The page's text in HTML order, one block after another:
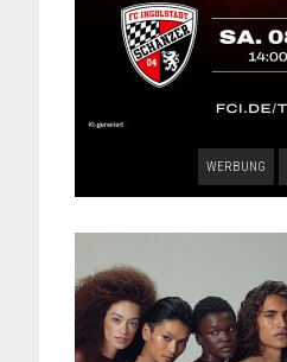
WERBUNG